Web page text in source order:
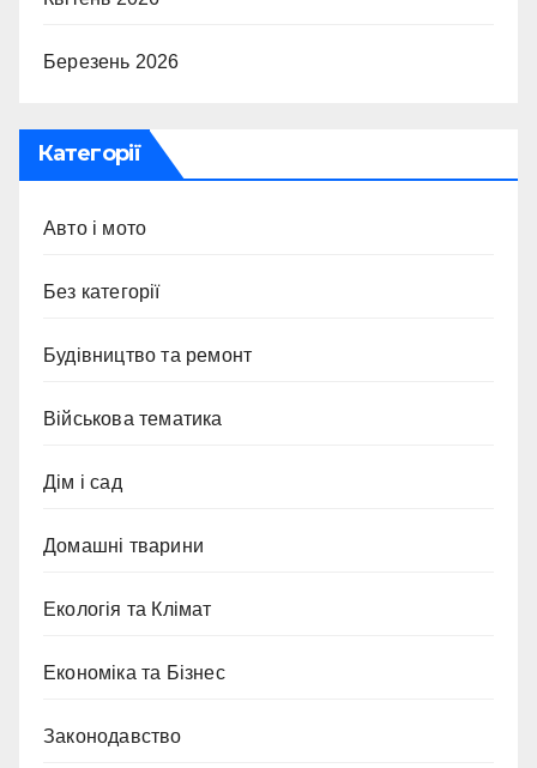
Березень 2026
Категорії
Авто і мото
Без категорії
Будівництво та ремонт
Військова тематика
Дім і сад
Домашні тварини
Екологія та Клімат
Економіка та Бізнес
Законодавство